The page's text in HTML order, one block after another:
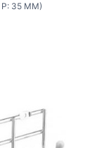
35 MM)